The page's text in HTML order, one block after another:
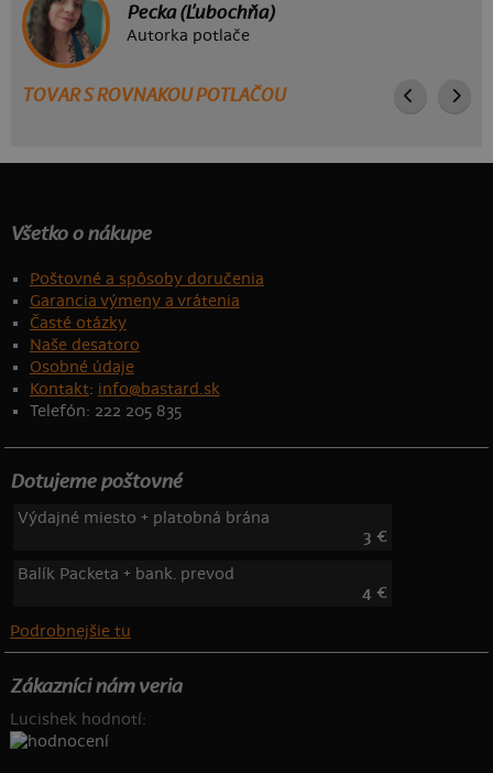
Pecka (Ľubochňa)
Autorka potlače
TOVAR S ROVNAKOU POTLAČOU
Všetko o nákupe
Poštovné a spôsoby doručenia
Garancia výmeny a vrátenia
Časté otázky
Naše desatoro
Osobné údaje
Kontakt: info@bastard.sk
Telefón: 222 205 835
Dotujeme poštovné
Výdajné miesto + platobná brána
3 €
Balík Packeta + bank. prevod
4 €
Podrobnejšie tu
Zákazníci nám veria
Lucishek hodnotí: